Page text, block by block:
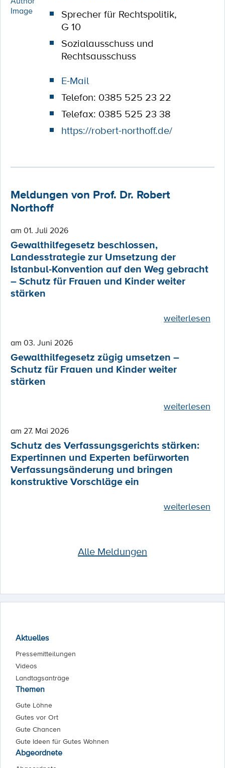
Sprecher für Rechtspolitik,
G 10
Sozialausschuss und
Rechtsausschuss
E-Mail
Telefon: 0385 525 23 22
Telefax: 0385 525 23 38
https://robert-northoff.de/
Meldungen von Prof. Dr. Robert
Northoff
am 01. Juli 2026
Gewalthilfegesetz beschlossen,
Landesstrategie zur Umsetzung der
Istanbul-Konvention auf den Weg gebracht
– Schutz für Frauen und Kinder weiter
stärken
weiterlesen
am 03. Juni 2026
Gewalthilfegesetz zügig umsetzen –
Schutz für Frauen und Kinder weiter
stärken
weiterlesen
am 27. Mai 2026
Schutz des Verfassungsgerichts stärken:
Expertinnen und Experten befürworten
Verfassungsänderung und bringen
konstruktive Vorschläge ein
weiterlesen
Alle Meldungen
Aktuelles
Pressemitteilungen
Videos
Landtagsanträge
Themen
Gute Löhne
Gutes vor Ort
Gute Chancen
Gute Ideen für Gutes Wohnen
Abgeordnete